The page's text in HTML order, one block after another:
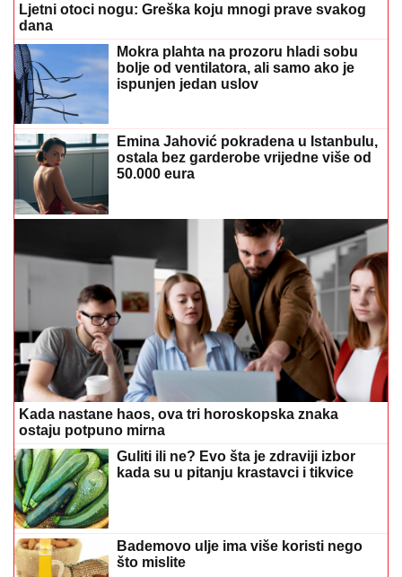
Emina Jahović pokradena u Istanbulu,
ostala bez garderobe vrijedne više od
50.000 eura
Kada nastane haos, ova tri horoskopska znaka
ostaju potpuno mirna
Guliti ili ne? Evo šta je zdraviji izbor
kada su u pitanju krastavci i tikvice
Bademovo ulje ima više koristi nego
što mislite